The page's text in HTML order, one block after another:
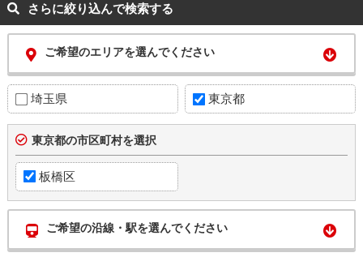
さらに絞り込んで検索する
ご希望のエリアを選んでください
埼玉県 東京都
東京都の市区町村を選択
板橋区
ご希望の沿線・駅を選んでください